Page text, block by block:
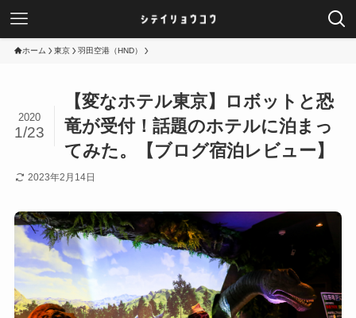
ホーム 東京 羽田空港（HND）
【変なホテル東京】ロボットと恐
竜が受付！話題のホテルに泊まっ
てみた。【ブログ宿泊レビュー】
2020
1/23
2023年2月14日